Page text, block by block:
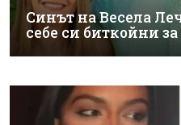
Синът на Весела
себе си биткойни